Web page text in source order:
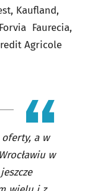
Kaufland,
Faurecia,
Agricole
oferty, a w
w